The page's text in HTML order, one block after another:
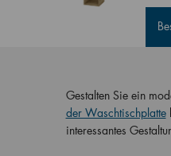
Gestalten Sie ein
der Waschtischplatte
interessantes